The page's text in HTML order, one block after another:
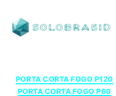
PORTA CORTA FOGO P120
PORTA CORTA FOGO P60